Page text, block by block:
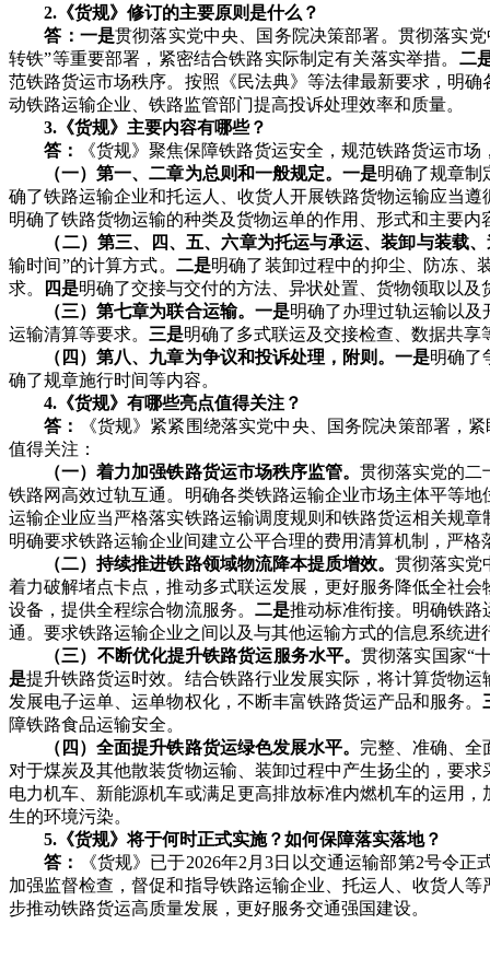
2.《货规》修订的主要原则是什么？
答：一是贯彻落实党中央、国务院决策部署。贯彻落实
转铁”等重要部署，紧密结合铁路实际制定有关落实举措。 二
范铁路货运市场秩序。按照《民法典》等法律最新要求，明
动铁路运输企业、铁路监管部门提高投诉处理效率和质量。
3.《货规》主要内容有哪些？
答：
《货规》聚焦保障铁路货运安全，规范铁路货运市
（一）第一、二章为总则和一般规定。一是明确了规章制
确了铁路运输企业和托运人、收货人开展铁路货物运输应当遵
明确了铁路货物运输的种类及货物运单的作用、形式和主要内
（二）第三、四、五、六章为托运与承运、装卸与装载
输时间”的计算方式。 二是明确了装卸过程中的抑尘、防冻、
求。
四是明确了交接与交付的方法、异状处置、货物领取以及
（三）第七章为联合运输。一是明确了办理过轨运输以
运输清算等要求。 三是明确了多式联运及交接检查、数据共享
（四）第八、九章为争议和投诉处理，附则。一是明确了
确了规章施行时间等内容。
4.《货规》有哪些亮点值得关注？
答：
《货规》紧紧围绕落实党中央、国务院决策部署，
值得关注：
（一）着力加强铁路货运市场秩序监管。贯彻落实党的二
铁路网高效过轨互通。明确各类铁路运输企业市场主体平等
运输企业应当严格落实铁路运输调度规则和铁路货运相关规
明确要求铁路运输企业间建立公平合理的费用清算机制，严
（二）持续推进铁路领域物流降本提质增效。贯彻落实党
着力破解堵点卡点，推动多式联运发展，更好服务降低全社会
设备，提供全程综合物流服务。 二是推动标准衔接。明确铁
通。要求铁路运输企业之间以及与其他运输方式的信息系统
（三）不断优化提升铁路货运服务水平。贯彻落实国家“
是提升铁路货运时效。结合铁路行业发展实际，将计算货物
发展电子运单、运单物权化，不断丰富铁路货运产品和服务。
障铁路食品运输安全。
（四）全面提升铁路货运绿色发展水平。 完整、准确、全
对于煤炭及其他散装货物运输、装卸过程中产生扬尘的，要
电力机车、新能源机车或满足更高排放标准内燃机车的运用
生的环境污染。
5.《货规》将于何时正式实施？如何保障落实落地？
答：
《货规》已于2026年2月3日以交通运输部第2号令
加强监督检查，督促和指导铁路运输企业、托运人、收货人
步推动铁路货运高质量发展，更好服务交通强国建设。